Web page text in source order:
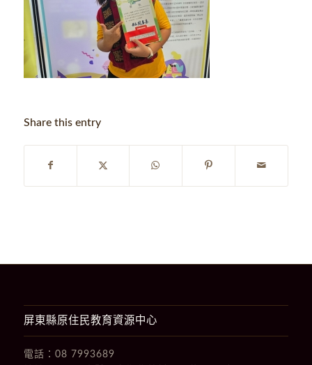
Share this entry
屏東縣原住民教育資源中心
電話： 08 7993689